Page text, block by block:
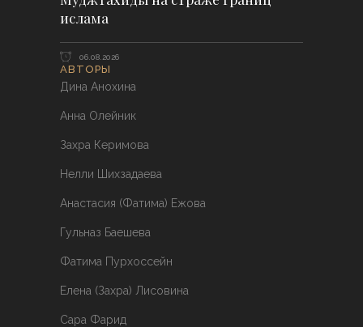
ислама
06.08.2026
АВТОРЫ
Дина Анохина
Анна Олейник
Захра Керимова
Нелли Шихзадаева
Анастасия (Фатима) Ежова
Гульназ Баешева
Фатима Пурхоссейн
Елена (Захра) Лисовина
Сара Фарид